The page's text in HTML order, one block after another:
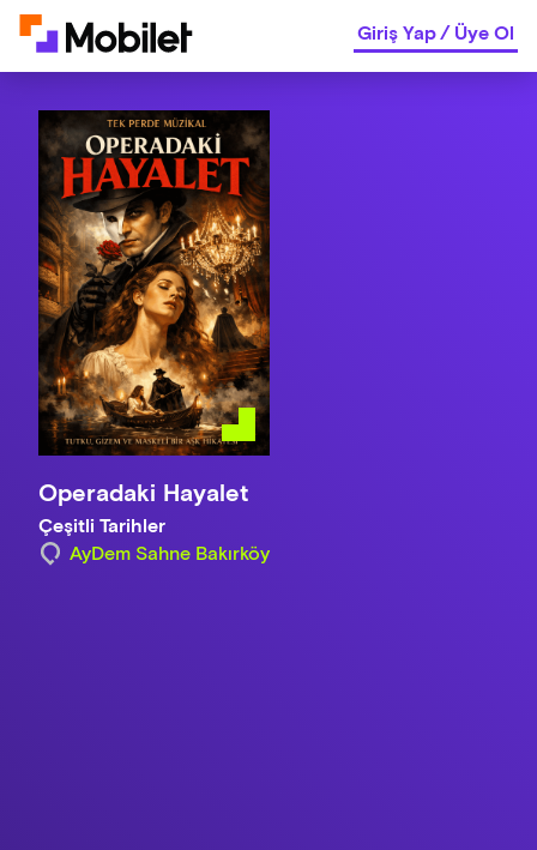
Giriş Yap/Üye Ol
Operadaki Hayalet
Çeşitli Tarihler
AyDem Sahne Bakırköy